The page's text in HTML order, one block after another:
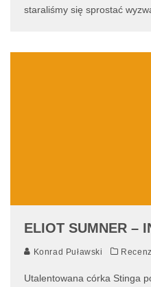
staraliśmy się sprostać
ELIOT SUMNER –
Konrad Puławski
Utalentowana córka Stinga